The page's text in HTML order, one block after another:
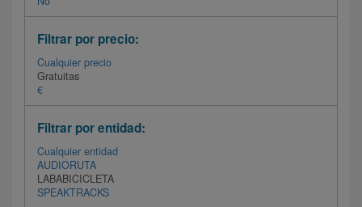
Filtrar por precio:
Cualquier precio
Gratuitas
€
Filtrar por entidad:
Cualquier entidad
AUDIORUTA
LABABICICLETA
SPEAKTRACKS